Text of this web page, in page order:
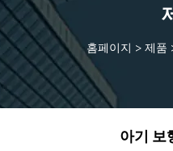
홈페이지 > 제품
아기 보